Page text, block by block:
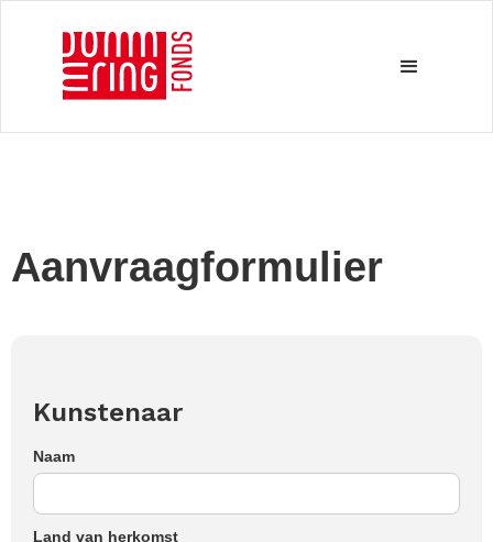
Aanvraagformulier
Kunstenaar
Naam
Land van herkomst